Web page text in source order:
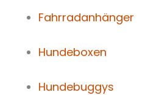
Fahrradanhänger
Hundeboxen
Hundebuggys